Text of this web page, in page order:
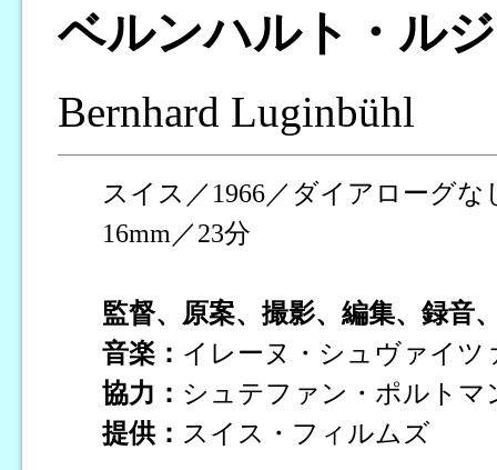
ベルンハルト・ル
Bernhard Luginbühl
スイス／1966／ダイアローグ
16mm／23分
監督、原案、撮影、編集、録音
音楽： イレーヌ・シュヴァイツ
協力： シュテファン・ポルトマ
提供： スイス・フィルムズ